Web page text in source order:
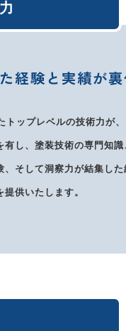
経験と実績が
トップレベルの技術力が
有し、塗装技術の専門知
、そして洞察力が結集し
供いたします。